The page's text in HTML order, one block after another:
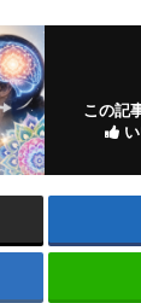
この記